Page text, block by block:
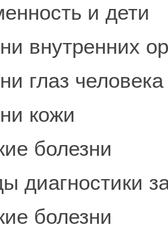
и дети
внутренних
глаз человека
кожи
болезни
диагностики
болезни